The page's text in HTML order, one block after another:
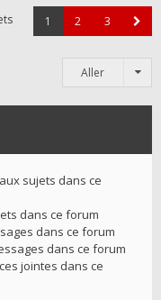
1 2 3
Aller
sujets dans ce
dans ce forum
dans ce forum
dans ce forum
jointes dans ce